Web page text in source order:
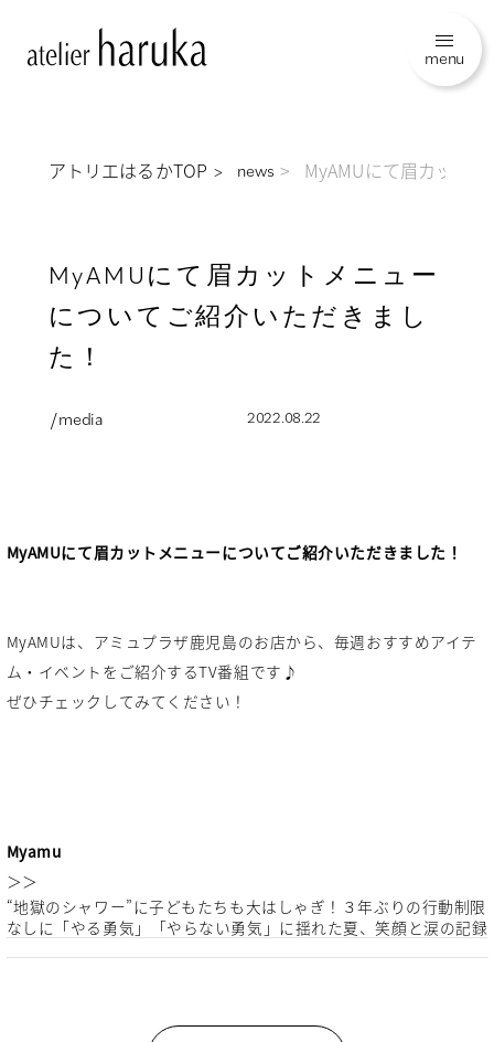
menu
アトリエはるかTOP news MyAMUにて眉カット
MyAMUにて眉カットメニュー
についてご紹介いただきまし
た！
/ media 2022.08.22
MyAMUにて眉カットメニューについてご紹介いただきました！
MyAMUは、アミュプラザ鹿児島のお店から、毎週おすすめアイテ
ム・イベントをご紹介するTV番組です♪
ぜひチェックしてみてください！
Myamu
＞＞
“地獄のシャワー”に子どもたちも大はしゃぎ！３年ぶりの行動制限
なしに「やる勇気」「やらない勇気」に揺れた夏、笑顔と涙の記録